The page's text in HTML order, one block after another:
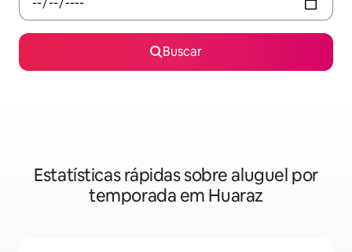
Buscar
Estatísticas rápidas sobre aluguel por
temporada em Huaraz